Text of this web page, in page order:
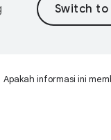
Apakah informasi ini